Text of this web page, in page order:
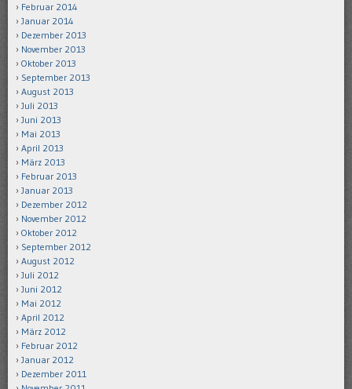
Februar 2014
Januar 2014
Dezember 2013
November 2013
Oktober 2013
September 2013
August 2013
Juli 2013
Juni 2013
Mai 2013
April 2013
März 2013
Februar 2013
Januar 2013
Dezember 2012
November 2012
Oktober 2012
September 2012
August 2012
Juli 2012
Juni 2012
Mai 2012
April 2012
März 2012
Februar 2012
Januar 2012
Dezember 2011